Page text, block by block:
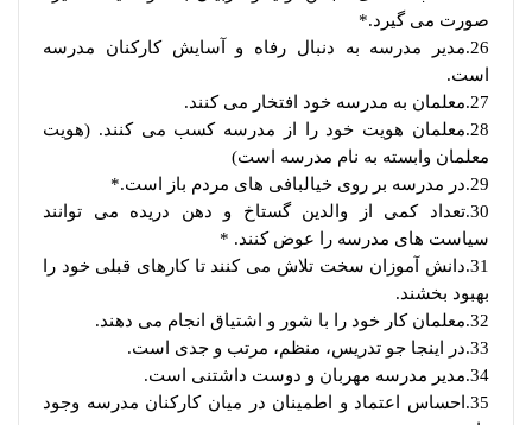
صورت می گیرد.*
26.مدیر مدرسه به دنبال رفاه و آسایش کارکنان مدرسه
است.
27.معلمان به مدرسه خود افتخار می کنند.
28.معلمان هویت خود را از مدرسه کسب می کنند. (هویت
معلمان وابسته به نام مدرسه است)
29.در مدرسه بر روی خیالبافی های مردم باز است.*
30.تعداد کمی از والدین گستاخ و دهن دریده می توانند
سیاست های مدرسه را عوض کنند. *
31.دانش آموزان سخت تلاش می کنند تا کارهای قبلی خود را
بهبود بخشند.
32.معلمان کار خود را با شور و اشتیاق انجام می دهند.
33.در اینجا جو تدریس، منظم، مرتب و جدی است.
34.مدیر مدرسه مهربان و دوست داشتنی است.
35.احساس اعتماد و اطمینان در میان کارکنان مدرسه وجود